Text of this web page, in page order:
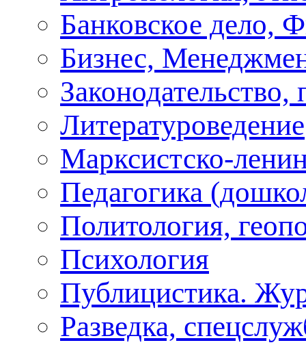
Банковское дело,
Бизнес,
Законодательство,
Литературоведение
Марксистско-
Педагогика
Политология,
Психология
Публицистика.
Разведка,